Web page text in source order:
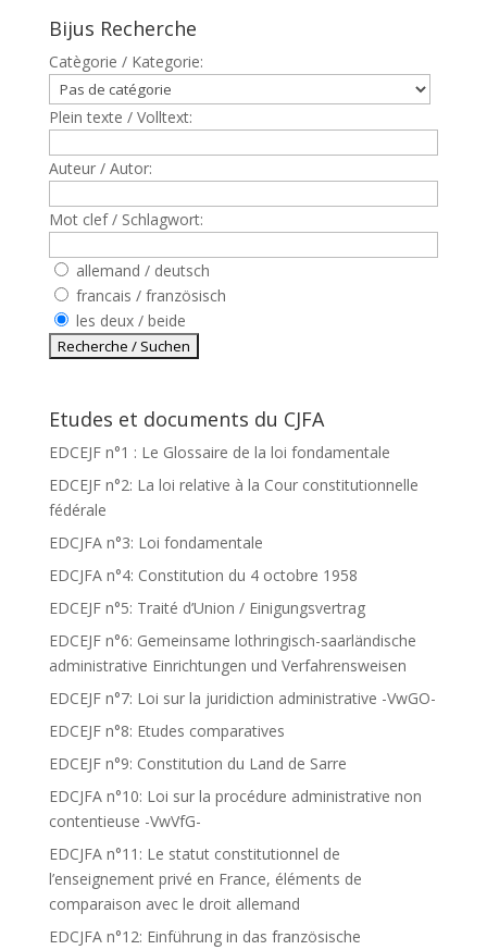
Bijus Recherche
Catègorie / Kategorie:
Plein texte / Volltext:
Auteur / Autor:
Mot clef / Schlagwort:
allemand / deutsch
francais / französisch
les deux / beide
Etudes et documents du CJFA
EDCEJF n°1 : Le Glossaire de la loi fondamentale
EDCEJF n°2: La loi relative à la Cour constitutionnelle
fédérale
EDCJFA n°3: Loi fondamentale
EDCJFA n°4: Constitution du 4 octobre 1958
EDCEJF n°5: Traité d’Union / Einigungsvertrag
EDCEJF n°6: Gemeinsame lothringisch-saarländische
administrative Einrichtungen und Verfahrensweisen
EDCEJF n°7: Loi sur la juridiction administrative -VwGO-
EDCEJF n°8: Etudes comparatives
EDCEJF n°9: Constitution du Land de Sarre
EDCJFA n°10: Loi sur la procédure administrative non
contentieuse -VwVfG-
EDCJFA n°11: Le statut constitutionnel de
l’enseignement privé en France, éléments de
comparaison avec le droit allemand
EDCJFA n°12: Einführung in das französische